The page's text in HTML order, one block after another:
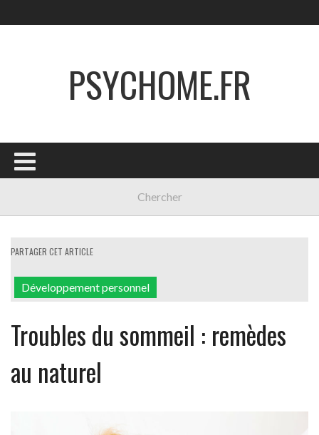
PSYCHOME.FR
PARTAGER CET ARTICLE
Développement personnel
Troubles du sommeil : remèdes
au naturel